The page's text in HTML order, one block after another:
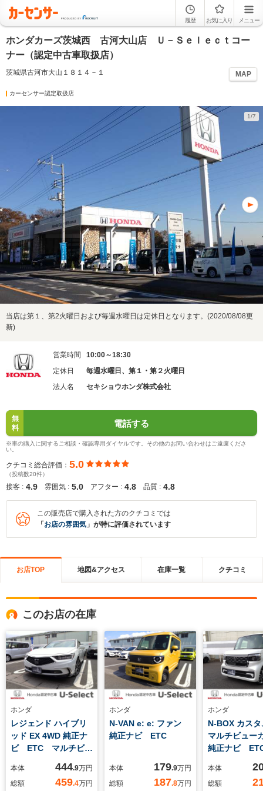
履歴 お気に入り メニュー
ホンダカーズ茨城西 古河大山店 Ｕ－Ｓｅｌｅｃｔコー
ナー（認定中古車取扱店）
茨城県古河市大山１８１４－１ MAP
カーセンサー認定取扱店
1/7
当店は第１、第2火曜日および毎週水曜日は定休日となります。(2020/08/08更
新)
営業時間
10:00～18:30
定休日
毎週水曜日、第１・第２火曜日
法人名
セキショウホンダ株式会社
無
料
電話する
※車の購入に関するご相談・確認専用ダイヤルです。その他のお問い合わせはご遠慮くださ
い。
クチコミ総合評価： 5.0
（投稿数20件）
接客 : 4.9 雰囲気 : 5.0 アフター : 4.8 品質 : 4.8
この販売店で購入された方のクチコミでは
「 お店の雰囲気 」が特に評価されています
お店TOP 地図&アクセス 在庫一覧 クチコミ
このお店の在庫
ホンダ
レジェンド ハイブリ
ッド EX 4WD 純正ナ
ビ ETC マルチビュ
フ パワーシート
本体 444.9万円
総額
459.4万円
ホンダ
N-VAN e: e: ファン
純正ナビ ETC
本体 179.9万円
総額
187.8万円
ホンダ
N-BOX カス
マルチビュ
純正ナビ
本体
総額